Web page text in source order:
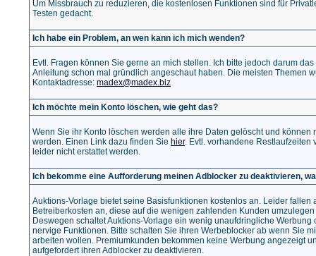
Um Missbrauch zu reduzieren, die kostenlosen Funktionen sind für
Testen gedacht.
Ich habe ein Problem, an wen kann ich mich wenden?
Evtl. Fragen können Sie gerne an mich stellen. Ich bitte jedoch darum
Anleitung schon mal gründlich angeschaut haben. Die meisten Themen
Kontaktadresse: madex@madex.biz
Ich möchte mein Konto löschen, wie geht das?
Wenn Sie ihr Konto löschen werden alle ihre Daten gelöscht und können
werden. Einen Link dazu finden Sie hier. Evtl. vorhandene Restlaufzeiten
leider nicht erstattet werden.
Ich bekomme eine Aufforderung meinen Adblocker zu deaktivieren,
Auktions-Vorlage bietet seine Basisfunktionen kostenlos an. Leider fallen
Betreiberkosten an, diese auf die wenigen zahlenden Kunden
Deswegen schaltet Auktions-Vorlage ein wenig unaufdringliche Werbung
nervige Funktionen. Bitte schalten Sie ihren Werbeblocker ab wenn Sie
arbeiten wollen. Premiumkunden bekommen keine Werbung angezeigt
aufgefordert ihren Adblocker zu deaktivieren.